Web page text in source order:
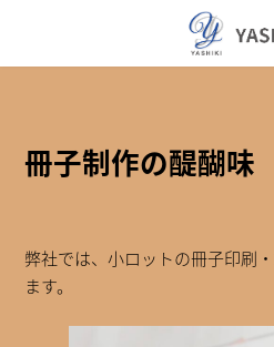
冊子制作の醍醐味
弊社では、小ロットの冊子印刷
ます。